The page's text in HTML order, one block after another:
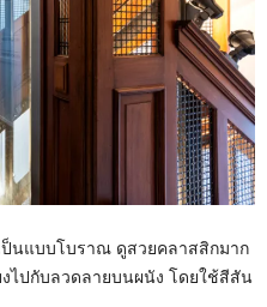
ป็นแบบโบราณ ดูสวยคลาสสิกมาก
ไปกับลวดลายบนผนัง โดยใช้สีสัน